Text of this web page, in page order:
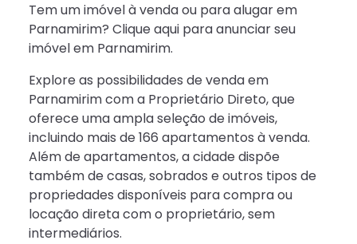
Tem um imóvel à venda ou para alugar em
Parnamirim? Clique aqui para anunciar seu
imóvel em Parnamirim.
Explore as possibilidades de venda em
Parnamirim com a Proprietário Direto, que
oferece uma ampla seleção de imóveis,
incluindo mais de 166 apartamentos à venda.
Além de apartamentos, a cidade dispõe
também de casas, sobrados e outros tipos de
propriedades disponíveis para compra ou
locação direta com o proprietário, sem
intermediários.